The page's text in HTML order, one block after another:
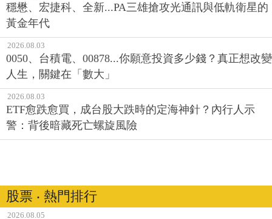
穩懋、宏捷科、全新...PA三雄搶攻光通訊與低軌衛星的
黃金年代
2026.08.03
0050、台積電、00878...你願意投資多少錢？真正想改變
人生，關鍵在「數大」
2026.08.03
ETF愈跌愈買，成台股大跌時的定海神針？內行人示
警：背後暗藏死亡螺旋風險
股票 ‧ 熱門排行
2026.08.05